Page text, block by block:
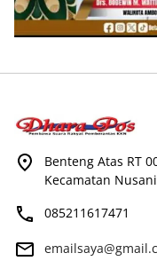
Benteng Atas RT
Kecamatan
085211617471